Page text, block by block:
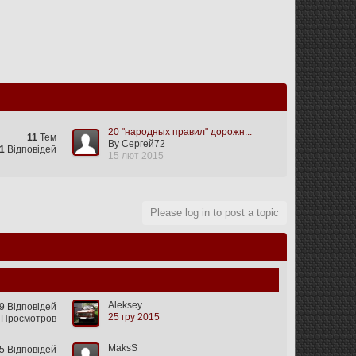
11 Тем
1 Відповідей
20 "народных правил" дорожн...
By Сергей72
15 лют 2015
Please log in to post a topic
Відповідей
Aleksey
25 гру 2015
Відповідей
MaksS